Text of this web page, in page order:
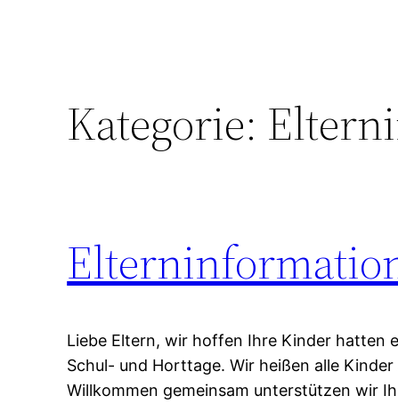
Kategorie:
Liebe Eltern, wir hoffen Ihre Kinder hatten
Schul- und Horttage. Wir heißen alle
Willkommen gemeinsam unterstützen wir